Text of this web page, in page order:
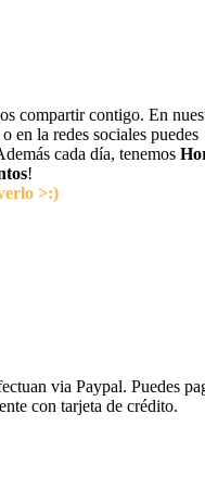
compartir contigo. En
en la redes sociales puedes
cada día, tenemos
!
>:)
via Paypal. Puedes
con tarjeta de crédito.